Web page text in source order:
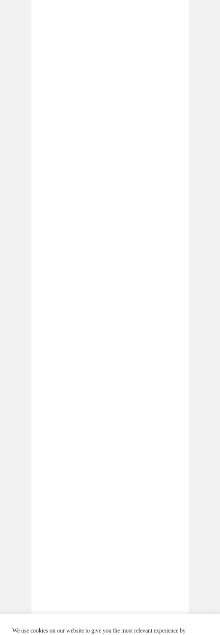
We use cookies on our website to give you the most relevant experience by